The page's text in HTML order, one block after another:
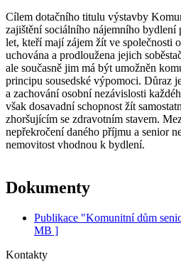
Cílem dotačního titulu výstavby
zajištění sociálního nájemního bydlení
let, kteří mají zájem žít ve společnosti
uchována a prodloužena jejich
ale současně jim má být umožněn
principu sousedské výpomoci. Důraz
a zachování osobní nezávislosti
však dosavadní schopnost žít
zhoršujícím se zdravotním stavem.
nepřekročení daného příjmu a senior
nemovitost vhodnou k bydlení.
Dokumenty
Publikace "Komunitní dům
MB ]
Kontakty